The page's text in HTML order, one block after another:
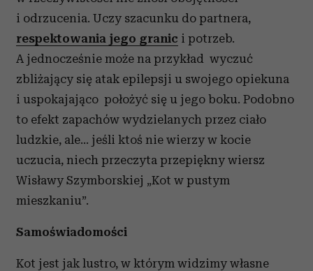
i odrzucenia. Uczy szacunku do partnera,
respektowania jego granic i potrzeb.
A jednocześnie może na przykład wyczuć
zbliżający się atak epilepsji u swojego opiekuna
i uspokajająco położyć się u jego boku. Podobno
to efekt zapachów wydzielanych przez ciało
ludzkie, ale... jeśli ktoś nie wierzy w kocie
uczucia, niech przeczyta przepiękny wiersz
Wisławy Szymborskiej „Kot w pustym
mieszkaniu”.
Samoświadomości
Kot jest jak lustro, w którym widzimy własne